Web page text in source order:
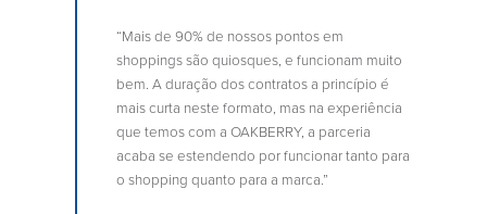
“Mais de 90% de nossos pontos em
shoppings são quiosques, e funcionam muito
bem. A duração dos contratos a princípio é
mais curta neste formato, mas na experiência
que temos com a OAKBERRY, a parceria
acaba se estendendo por funcionar tanto para
o shopping quanto para a marca.”